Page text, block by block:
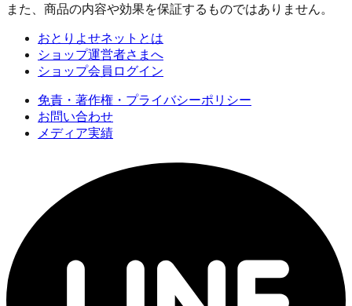
また、商品の内容や効果を保証するものではありません。
おとりよせネットとは
ショップ運営者さまへ
ショップ会員ログイン
免責・著作権・プライバシーポリシー
お問い合わせ
メディア実績